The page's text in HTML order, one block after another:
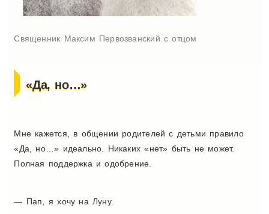
Священник Максим Первозванский с отцом
«Да, но…»
Мне кажется, в общении родителей с детьми правило
«Да, но…» идеально. Никаких «нет» быть не может.
Полная поддержка и одобрение.
— Пап, я хочу на Луну.